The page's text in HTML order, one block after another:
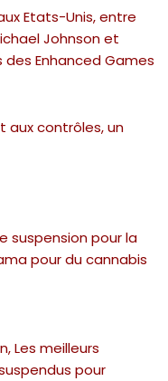
Etats-Unis, entre
Johnson et
Enhanced Games
aux contrôles, un
suspension pour la
pour du cannabis
Les meilleurs
pour